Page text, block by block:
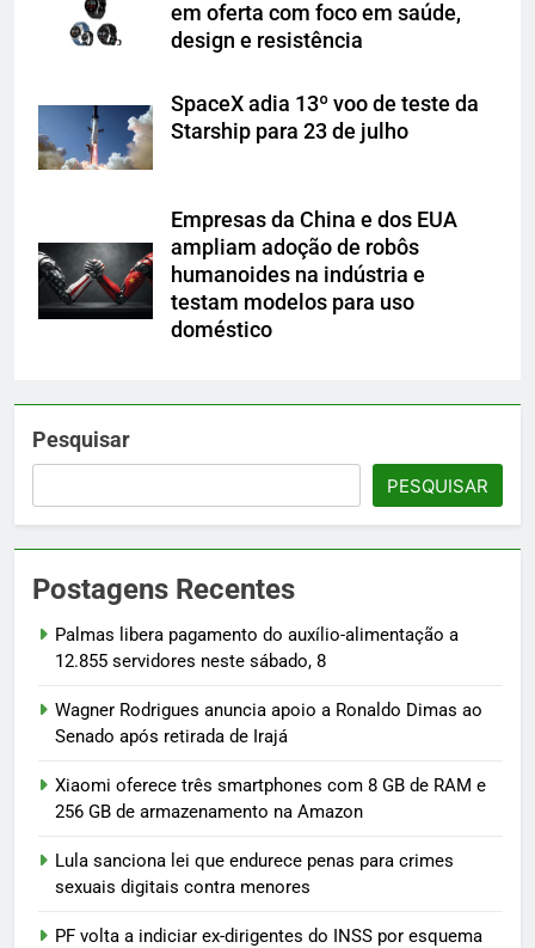
em oferta com foco em saúde,
design e resistência
SpaceX adia 13º voo de teste da
Starship para 23 de julho
Empresas da China e dos EUA
ampliam adoção de robôs
humanoides na indústria e
testam modelos para uso
doméstico
Pesquisar
PESQUISAR
Postagens Recentes
Palmas libera pagamento do auxílio-alimentação a
12.855 servidores neste sábado, 8
Wagner Rodrigues anuncia apoio a Ronaldo Dimas ao
Senado após retirada de Irajá
Xiaomi oferece três smartphones com 8 GB de RAM e
256 GB de armazenamento na Amazon
Lula sanciona lei que endurece penas para crimes
sexuais digitais contra menores
PF volta a indiciar ex-dirigentes do INSS por esquema